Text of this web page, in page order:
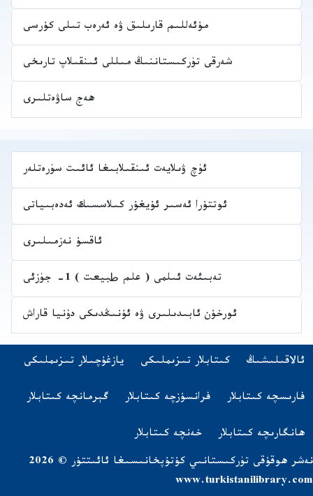
مۇئەللىم قارىلىق ۋە ئەرەب تىلى كۇرسى
شەرقى تۈركىستاننىڭ مىللى ئىنقىلاپ تارىخى
ھەج ساۋەتلىرى
ئۈچ ۋىلايەت ئىنقىلابىغا ئائىت سۈرەتلەر
ئوتتۇرا ئەسىر ئۇيغۇر كىلاسسىك ئەدەبىياتى
ئاقسۇ نەزمىلىرى
تەبىئەت ئىلمى ( علم طبيعت ) 1- جۈزئى
ئورخۇن ئابىدىلىرى ۋە ئۇنىڭدىكى دۇنيا قاراش
Navigation
ئالاقىلىشىڭ كىتابلار تىزىملىكى
(opens in new tab) يازغۇچىلار تىزىملىكى
باشقا تىلدىكى كىتابلار
فارىسچە كىتابلار
(opens in new tab) فرانسۇزچە كىتابلار
(opens in new tab) گېرمانچە كىتابلار
(opens in new tab)
ھانگارىچە كىتابلار
(opens in new tab) خەنچە كىتابلار
(opens in new tab)
نەشر ھوقۇقى تۈركىستانىي كۇتۇپخانىسىغا ئائىتتۇر © 2026
www.turkistanilibrary.com